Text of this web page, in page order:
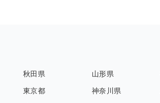
秋田県 山形県
東京都 神奈川県